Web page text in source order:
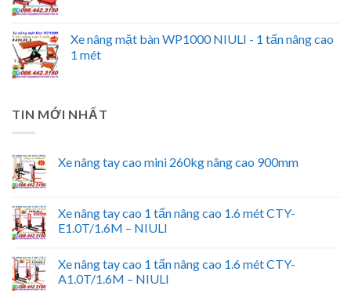
Xe nâng mặt bàn WP1000 NIULI - 1 tấn nâng cao
1 mét
TIN MỚI NHẤT
Xe nâng tay cao mini 260kg nâng cao 900mm
Xe nâng tay cao 1 tấn nâng cao 1.6 mét CTY-
E1.0T/1.6M – NIULI
Xe nâng tay cao 1 tấn nâng cao 1.6 mét CTY-
A1.0T/1.6M – NIULI